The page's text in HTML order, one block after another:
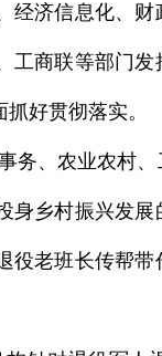
经济信息化、
工商联等部门
好贯彻落实。
务、农业农村
乡村振兴发
老班长传帮